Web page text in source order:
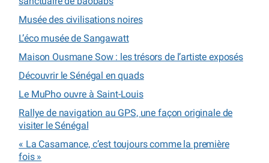
Musée des civilisations noires
L’éco musée de Sangawatt
Maison Ousmane Sow : les trésors de l’artiste exposés
Découvrir le Sénégal en quads
Le MuPho ouvre à Saint-Louis
Rallye de navigation au GPS, une façon originale de
visiter le Sénégal
« La Casamance, c’est toujours comme la première
fois »